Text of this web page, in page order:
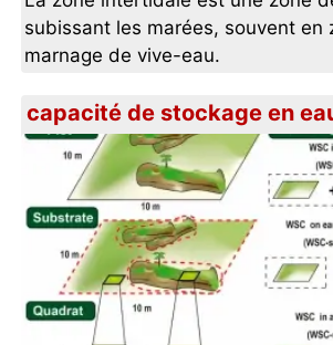
subissant les marées, souvent en
marnage de vive-eau.
capacité de stockage en